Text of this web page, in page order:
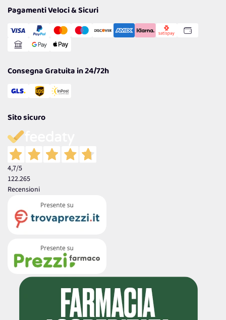
Cookie Policy
Gestisci Cookie
Reso Facile e Veloce
Pagamenti Veloci & Sicuri
Consegna Gratuita in 24/72h
Sito sicuro
4,7/5
122.265
Recensioni